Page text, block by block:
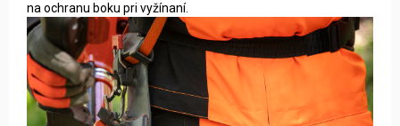
na ochranu boku pri vyžínaní.